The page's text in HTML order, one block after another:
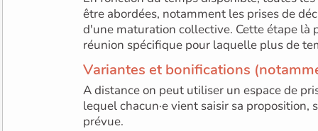
être abordées, notamment les prises de
d'une maturation collective. Cette étape là
réunion spécifique pour laquelle plus de
Variantes et bonifications
A distance on peut utiliser un espace de
lequel chacun·e vient saisir sa proposition,
prévue.